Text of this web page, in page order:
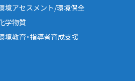
境アセスメント/環境保全
学物質
境教育・指導者育成支援